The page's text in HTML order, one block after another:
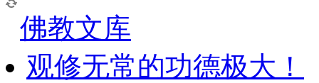
佛教文库
观修无常的功德极大！